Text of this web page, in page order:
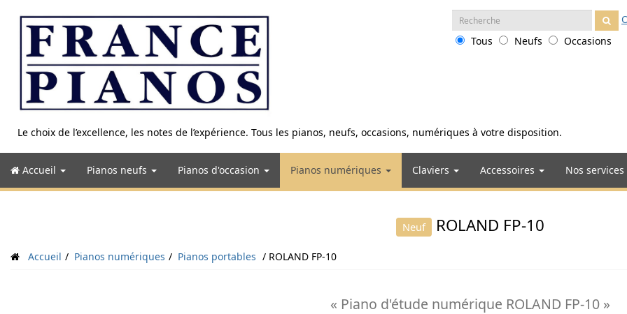
contenu
Le choix de l’excellence, les notes de l’expérience. Tous les pianos, neufs, occasions, numériques à votre disposition.
Recherche
:
Tous
Neufs Occasions
Accueil Pianos neufs Pianos d'occasion Pianos numériques Claviers Accessoires Nos
Neuf ROLAND FP-10
Accueil Pianos numériques Pianos portables ROLAND FP-10
« Piano d'étude numérique ROLAND FP-10 »